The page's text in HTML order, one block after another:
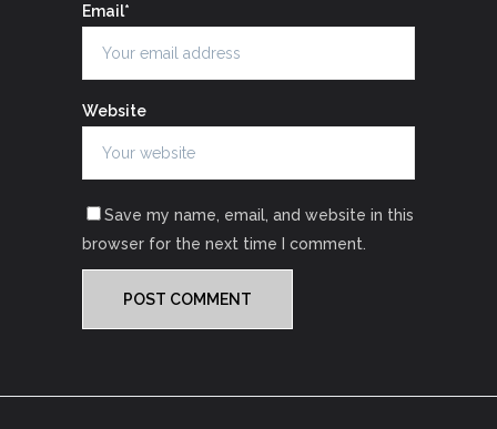
Email*
Website
Save my name, email, and website in this
browser for the next time I comment.